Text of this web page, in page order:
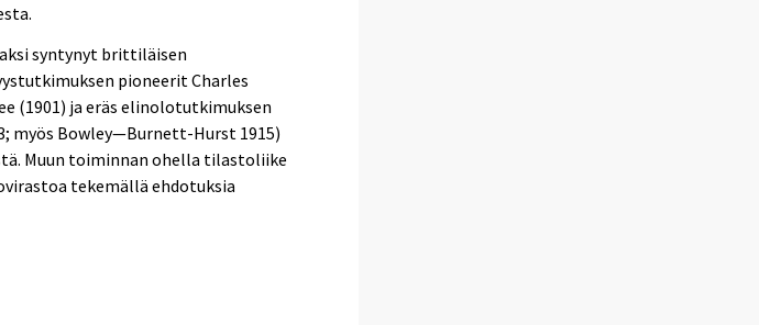
syntynyt brittiläisen
pioneerit Charles
(1901) ja eräs elinolotutkimuksen
myös Bowley—Burnett-Hurst 1915)
Muun toiminnan ohella tilastoliike
tekemällä ehdotuksia